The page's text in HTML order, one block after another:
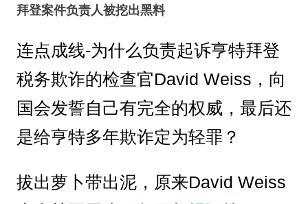
拜登案件负责人被挖出黑料
连点成线-为什么负责起诉亨特拜登
税务欺诈的检查官David Weiss，向
国会发誓自己有完全的权威，最后还
是给亨特多年欺诈定为轻罪？
拔出萝卜带出泥，原来David Weiss